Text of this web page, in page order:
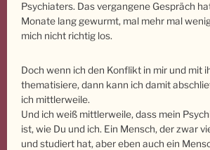
Psychiaters. Das vergangene Gespräch
Monate lang gewurmt, mal mehr mal
mich nicht richtig los.
Doch wenn ich den Konflikt in mir und mit
thematisiere, dann kann ich damit
ich mittlerweile.
Und ich weiß mittlerweile, dass mein
ist, wie Du und ich. Ein Mensch, der zwar
und studiert hat, aber eben auch ein